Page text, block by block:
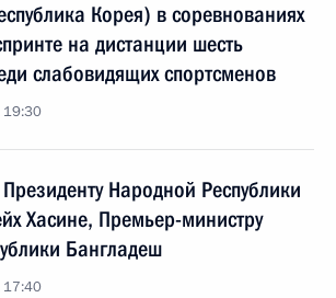
Корея) в соревнованиях
на дистанции шесть
слабовидящих спортсменов
19:30
Народной Республики
Хасине, Премьер-министру
Бангладеш
17:40